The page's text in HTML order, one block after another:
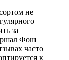
не
за
Фош
часто
к